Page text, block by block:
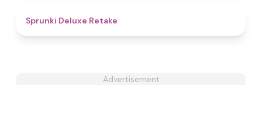
Sprunki Deluxe Retake
Advertisement